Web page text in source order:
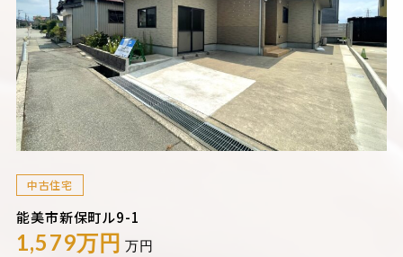
中古住宅
能美市新保町ル9-1
1,579万円 万円